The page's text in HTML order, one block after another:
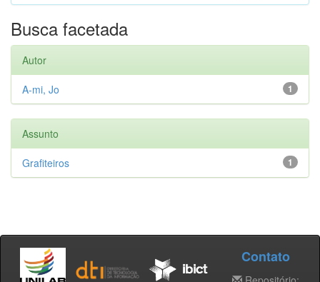
Busca facetada
Autor
1
A-mi, Jo
Assunto
1
Grafiteiros
Contato